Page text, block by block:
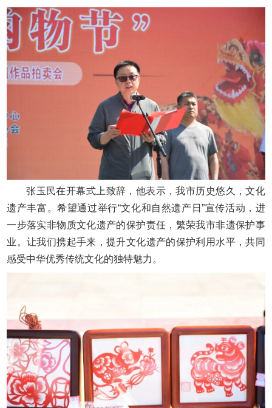
张玉民在开幕式上致辞，他表示，我市历史悠久，文化
遗产丰富。希望通过举行“文化和自然遗产日”宣传活动，进
一步落实非物质文化遗产的保护责任，繁荣我市非遗保护事
业。让我们携起手来，提升文化遗产的保护利用水平，共同
感受中华优秀传统文化的独特魅力。